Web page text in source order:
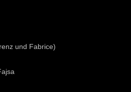
und Fabrice)